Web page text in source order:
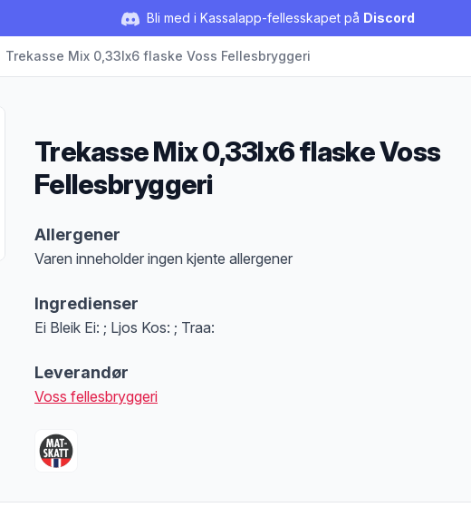
Bli med i Kassalapp-fellesskapet på Discord
Trekasse Mix 0,33lx6 flaske Voss Fellesbryggeri
Trekasse Mix 0,33lx6 flaske Voss
Fellesbryggeri
Allergener
Varen inneholder ingen kjente allergener
Ingredienser
Ei Bleik Ei: ; Ljos Kos: ; Traa:
Leverandør
Voss fellesbryggeri